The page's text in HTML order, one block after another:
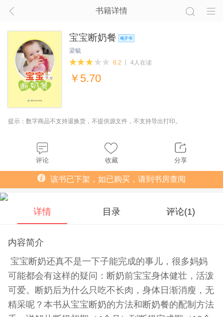
书籍详情
宝宝断奶餐
梁毓
6.2
4人在读
￥ 5.70
提示：数字商品不支持退换货，不提供源文件，不支持导出打印。
评论 收藏 分享
该书已下架，如已购买，请到书房查阅
详情 目录 评论(1)
内容简介
宝宝断奶还真不是一下子能完成的事儿，很多妈妈
可能都会有这样的疑问：断奶前宝宝身体健壮，活泼
可爱。断奶后为什么只吃不长肉，身体日渐消瘦，无
精采呢？本书从宝宝断奶的方法和断奶餐的配制方法